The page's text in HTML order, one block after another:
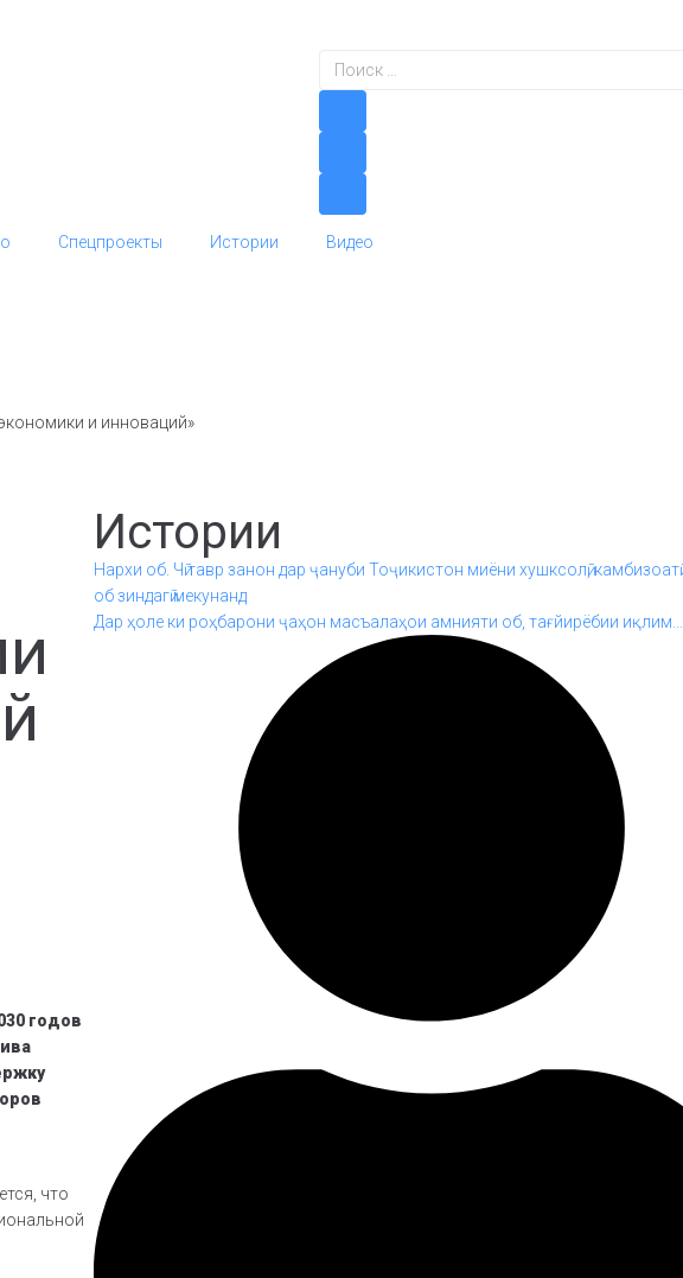
Спецпроекты Истории Видео
и инноваций»
годов
что
Истории
Нархи об. Чӣ тавр занон дар ҷануби Тоҷикистон миёни хушксолӣ,
об зиндагӣ мекунанд
Дар ҳоле ки роҳбарони ҷаҳон масъалаҳои амнияти об, тағйирёбии иқлим...